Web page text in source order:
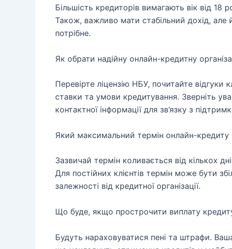
Більшість кредиторів вимагають вік від 18
Також, важливо мати стабільний дохід, але
потрібне.
Як обрати надійну онлайн-кредитну
Перевірте ліцензію НБУ, почитайте відгуки
ставки та умови кредитування. Зверніть
контактної інформації для зв’язку з
Який максимальний термін онлайн-кредиту
Зазвичай термін коливається від кількох
Для постійних клієнтів термін може бути
залежності від кредитної організації.
Що буде, якщо прострочити виплату
Будуть нараховуватися пені та штрафи.